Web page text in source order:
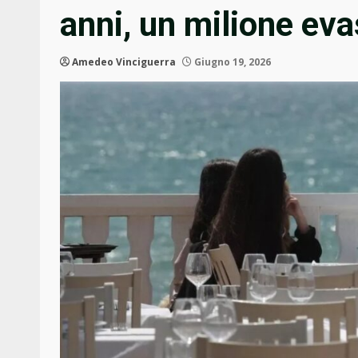
anni, un milione
Amedeo Vinciguerra Giugno 19, 2026